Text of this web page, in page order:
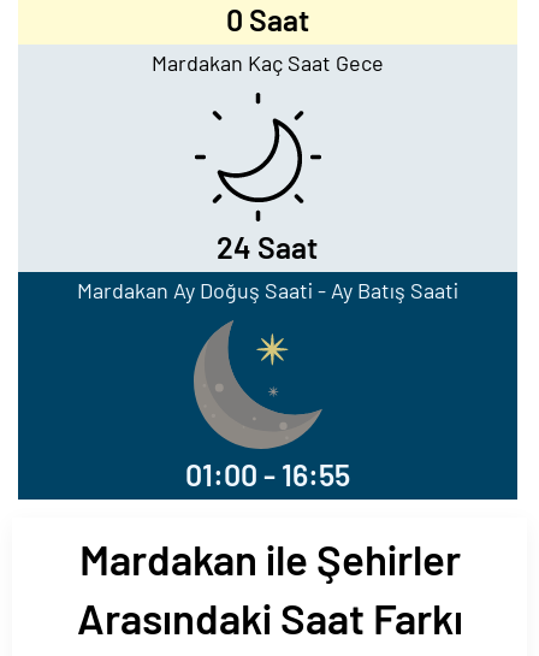
0 Saat
Mardakan Kaç Saat Gece
24 Saat
Mardakan Ay Doğuş Saati - Ay Batış Saati
01:00 - 16:55
Mardakan ile Şehirler
Arasındaki Saat Farkı